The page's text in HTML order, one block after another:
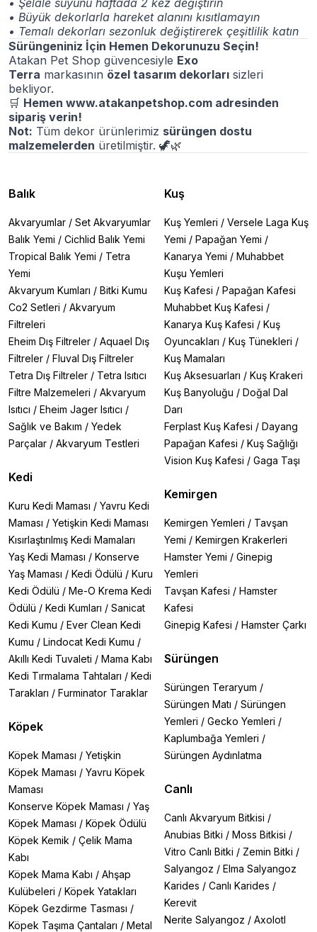
• Şelale suyunu haftada 2 kez değiştirin
• Büyük dekorlarla hareket alanını kısıtlamayın
• Temalı dekorları sezonluk değiştirerek çeşitlilik katın
Sürüngeniniz İçin Hemen Dekorunuzu Seçin!
Atakan Pet Shop güvencesiyle Exo
Terra markasının özel tasarım dekorları sizleri
bekliyor.
🛒 Hemen www.atakanpetshop.com adresinden
sipariş verin!
Not: Tüm dekor ürünlerimiz sürüngen dostu
malzemelerden üretilmiştir. 🦖🌿
Balık
Akvaryumlar / Set Akvaryumlar
Balık Yemi / Cichlid Balık Yemi
Tropical Balık Yemi / Tetra
Yemi
Akvaryum Kumları / Bitki Kumu
Co2 Setleri / Akvaryum
Filtreleri
Eheim Dış Filtreler / Aquael Dış
Filtreler / Fluval Dış Filtreler
Tetra Dış Filtreler / Tetra Isıtıcı
Filtre Malzemeleri / Akvaryum
Isıtıcı / Eheim Jager Isıtıcı /
Sağlık ve Bakım / Yedek
Parçalar / Akvaryum Testleri
Kedi
Kuru Kedi Maması / Yavru Kedi
Maması / Yetişkin Kedi Maması
Kısırlaştırılmış Kedi Mamaları
Yaş Kedi Maması / Konserve
Yaş Maması / Kedi Ödülü / Kuru
Kedi Ödülü / Me-O Krema Kedi
Ödülü / Kedi Kumları / Sanicat
Kedi Kumu / Ever Clean Kedi
Kumu / Lindocat Kedi Kumu /
Akıllı Kedi Tuvaleti / Mama Kabı
Kedi Tırmalama Tahtaları / Kedi
Tarakları / Furminator Taraklar
Köpek
Köpek Maması / Yetişkin
Köpek Maması / Yavru Köpek
Maması
Konserve Köpek Maması / Yaş
Köpek Maması / Köpek Ödülü
Köpek Kemik / Çelik Mama
Kabı
Köpek Mama Kabı / Ahşap
Kulübeleri / Köpek Yatakları
Köpek Gezdirme Tasması /
Köpek Taşıma Çantaları / Metal
Kuş
Kuş Yemleri / Versele Laga Kuş
Yemi / Papağan Yemi /
Kanarya Yemi / Muhabbet
Kuşu Yemleri
Kuş Kafesi / Papağan Kafesi
Muhabbet Kuş Kafesi /
Kanarya Kuş Kafesi / Kuş
Oyuncakları / Kuş Tünekleri /
Kuş Mamaları
Kuş Aksesuarları / Kuş Krakeri
Kuş Banyoluğu / Doğal Dal
Darı
Ferplast Kuş Kafesi / Dayang
Papağan Kafesi / Kuş Sağlığı
Vision Kuş Kafesi / Gaga Taşı
Kemirgen
Kemirgen Yemleri / Tavşan
Yemi / Kemirgen Krakerleri
Hamster Yemi / Ginepig
Yemleri
Tavşan Kafesi / Hamster
Kafesi
Ginepig Kafesi / Hamster Çarkı
Sürüngen
Sürüngen Teraryum /
Sürüngen Matı / Sürüngen
Yemleri / Gecko Yemleri /
Kaplumbağa Yemleri /
Sürüngen Aydınlatma
Canlı
Canlı Akvaryum Bitkisi /
Anubias Bitki / Moss Bitkisi /
Vitro Canlı Bitki / Zemin Bitki /
Salyangoz / Elma Salyangoz
Karides / Canlı Karides /
Kerevit
Nerite Salyangoz / Axolotl